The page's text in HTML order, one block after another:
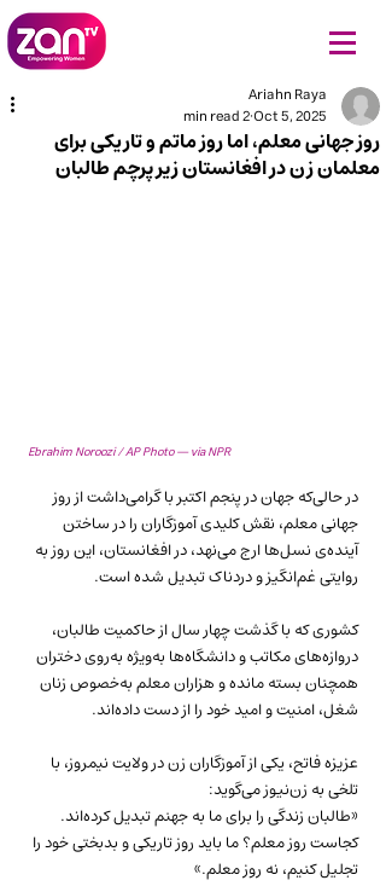
روز جهانی معلم، اما روز ماتم و تاریکی برای
معلمان زن در افغانستان زیر پرچم طالبان
Ariahn Raya
Oct 5, 2025
2 min read
Ebrahim Noroozi / AP Photo — via NPR
در حالی‌که جهان در پنجم اکتبر با گرامی‌داشت از روز
جهانی معلم، نقش کلیدی آموزگاران را در ساختن
آینده‌ی نسل‌ها ارج می‌نهد، در افغانستان، این روز به
روایتی غم‌انگیز و دردناک تبدیل شده است.
کشوری که با گذشت چهار سال از حاکمیت طالبان،
دروازه‌های مکاتب و دانشگاه‌ها به‌ویژه به‌روی دختران
همچنان بسته مانده و هزاران معلم به‌خصوص زنان
شغل، امنیت و امید خود را از دست داده‌اند.
عزیزه فاتح، یکی از آموزگاران زن در ولایت نیمروز، با
تلخی به زن‌نیوز می‌گوید:
«طالبان زندگی را برای ما به جهنم تبدیل کرده‌اند.
کجاست روز معلم؟ ما باید روز تاریکی و بدبختی خود را
تجلیل کنیم، نه روز معلم.»